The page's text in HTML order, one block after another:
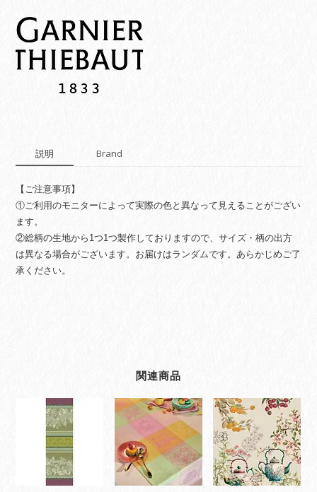
説明 Brand
【ご注意事項】
①ご利用のモニターによって実際の色と異なって見えることがござい
ます。
②総柄の生地から1つ1つ製作しておりますので、サイズ・柄の出方
は異なる場合がございます。お届けはランダムです。あらかじめご了
承ください。
関連商品